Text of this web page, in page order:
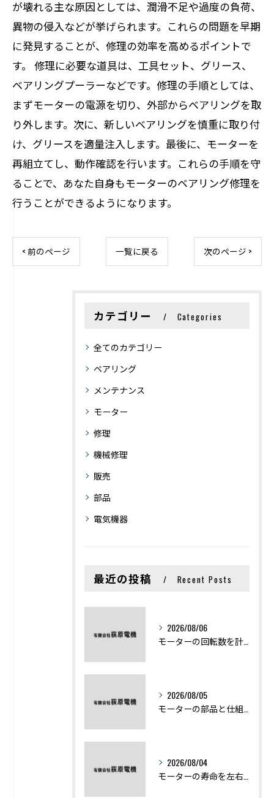
が壊れる主な原因としては、潤滑不足や過度の負荷、
異物の侵入などが挙げられます。これらの問題を早期
に発見することが、修理の効率を高めるポイントで
す。 修理に必要な道具は、工具セット、グリース、
ベアリングプーラーなどです。修理の手順としては、
まずモーターの電源を切り、外部からベアリングを取
り外します。次に、新しいベアリングを慎重に取り付
け、グリースを適量注入します。最後に、モーターを
再組立てし、動作確認を行います。これらの手順を守
ることで、あなた自身もモーターのベアリング修理を
行うことができるようになります。
< 前のページ 一覧に戻る 次のページ >
カテゴリー Categories
全てのカテゴリー
ベアリング
メンテナンス
モーター
修理
機械修理
販売
部品
電気機器
最近の投稿 Recent Posts
2026/08/06
2026/08/05
2026/08/04